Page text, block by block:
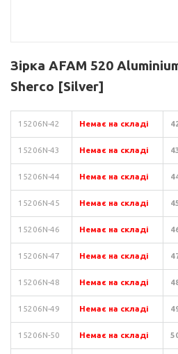
Зірка AFAM 520
Sherco [Silver]
15206N-42 Немає на складі
15206N-43 Немає на складі
15206N-44 Немає на складі
15206N-45 Немає на складі
15206N-46 Немає на складі
15206N-47 Немає на складі
15206N-48 Немає на складі
15206N-49 Немає на складі
15206N-50 Немає на складі